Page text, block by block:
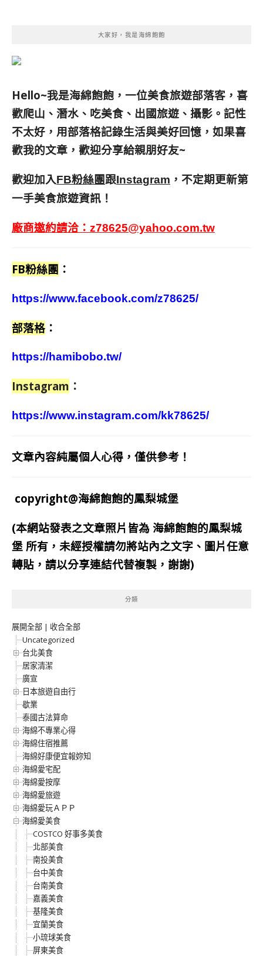
大家好，我是海綿飽飽
Hello~我是海綿飽飽，一位美食旅遊部落客， 喜
歡爬山、潛水、吃美食、出國旅遊、攝影。 記性
不太好，用部落格記錄生活與美好回憶， 如果喜
歡我的文章，歡迎分享給親朋好友~
歡迎加入FB粉絲團跟Instagram ，不定期更新第
一手美食旅遊資訊！
廠商邀約請洽： z78625@yahoo.com.tw
FB粉絲團 ：
https://www.facebook.com/z78625/
部落格 ：
https://hamibobo.tw/
Instagram ：
https://www.instagram.com/kk78625/
文章內容純屬個人心得，僅供參考！
copyright@海綿飽飽的鳳梨城堡
(本網站發表之文章照片皆為 海綿飽飽的鳳梨城
堡 所有，未經授權請勿將站內之文字、圖片任意
轉貼，請以分享連結代替複製，謝謝)
分類
展開全部 | 收合全部
Uncategorized
台北美食
居家清潔
廣宣
日本旅遊自由行
歇業
泰國古法算命
海綿不專業心得
海綿住宿推薦
海綿好康便宜報妳知
海綿愛宅配
海綿愛按摩
海綿愛旅遊
海綿愛玩ＡＰＰ
海綿愛美食
COSTCO 好事多美食
北部美食
南投美食
台中美食
台南美食
嘉義美食
基隆美食
宜蘭美食
小琉球美食
屏東美食